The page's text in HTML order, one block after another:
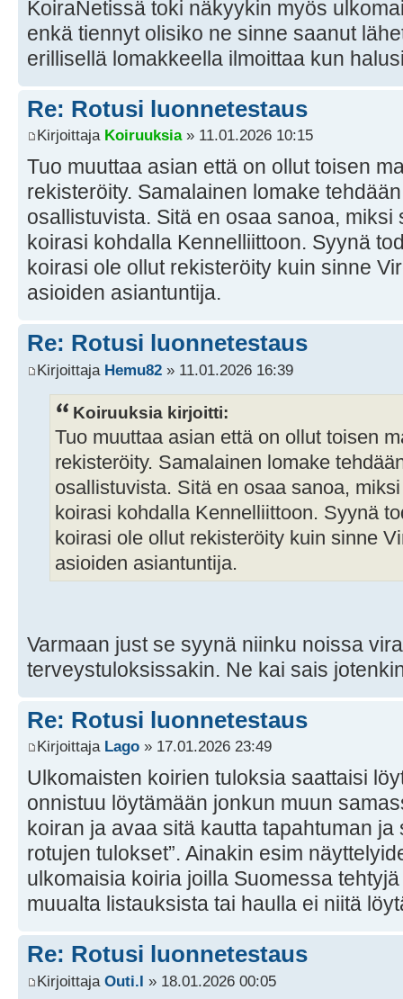
KoiraNetissä toki näkyykin myös
enkä tiennyt olisiko ne sinne saanut
erillisellä lomakkeella ilmoittaa kun
Re: Rotusi luonnetestaus
Kirjoittaja Koiruuksia» 11.01.2026 10:15
Tuo muuttaa asian että on ollut toisen
rekisteröity. Samalainen lomake
osallistuvista. Sitä en osaa sanoa, miksi
koirasi kohdalla Kennelliittoon. Syynä
koirasi ole ollut rekisteröity kuin sinne
asioiden asiantuntija.
Re: Rotusi luonnetestaus
Kirjoittaja Hemu82 » 11.01.2026 16:39
Koiruuksia kirjoitti:
Tuo muuttaa asian että on ollut toisen
rekisteröity. Samalainen lomake
osallistuvista. Sitä en osaa sanoa,
koirasi kohdalla Kennelliittoon. Syynä
koirasi ole ollut rekisteröity kuin sinne
asioiden asiantuntija.
Varmaan just se syynä niinku noissa
terveystuloksissakin. Ne kai sais
Re: Rotusi luonnetestaus
Kirjoittaja Lago » 17.01.2026 23:49
Ulkomaisten koirien tuloksia saattaisi
onnistuu löytämään jonkun muun
koiran ja avaa sitä kautta tapahtuman ja
rotujen tulokset”. Ainakin esim
ulkomaisia koiria joilla Suomessa
muualta listauksista tai haulla ei niitä
Re: Rotusi luonnetestaus
Kirjoittaja Outi.I » 18.01.2026 00:05